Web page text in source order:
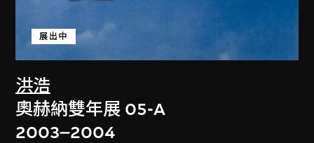
洪浩
展出中
奧赫納雙年展 05-A
2003–2004